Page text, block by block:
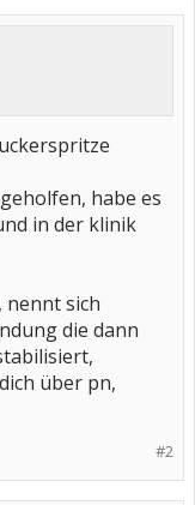
habe es
in der klinik
nennt sich
die dann
über pn,
#2